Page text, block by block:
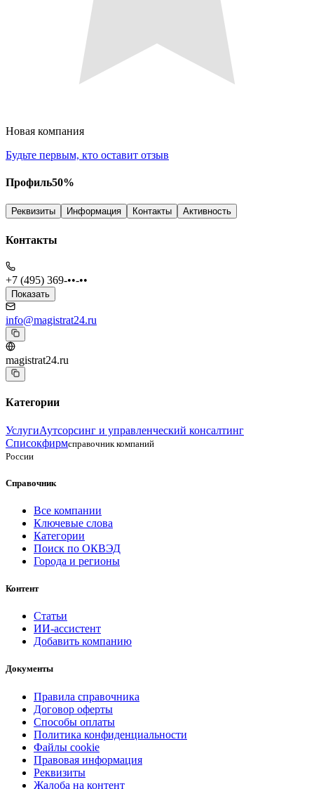
Новая компания
Будьте первым, кто оставит отзыв
Профиль50%
Реквизиты Информация Контакты Активность
Контакты
+7 (495) 369-••-••
Показать
info@magistrat24.ru
magistrat24.ru
Категории
УслугиАутсорсинг и управленческий консалтинг
Списокфирмсправочник компаний
России
Справочник
Все компании
Ключевые слова
Категории
Поиск по ОКВЭД
Города и регионы
Контент
Статьи
ИИ-ассистент
Добавить компанию
Документы
Правила справочника
Договор оферты
Способы оплаты
Политика конфиденциальности
Файлы cookie
Правовая информация
Реквизиты
Жалоба на контент